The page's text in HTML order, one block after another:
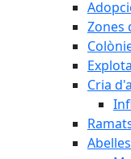
Zones
Cria
Abelles